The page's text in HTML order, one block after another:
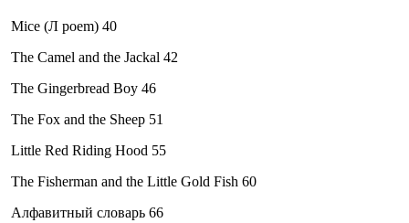
Mice (Л poem) 40
The Camel and the Jackal 42
The Gingerbread Boy 46
The Fox and the Sheep 51
Little Red Riding Hood 55
The Fisherman and the Little Gold Fish 60
Алфавитный словарь 66